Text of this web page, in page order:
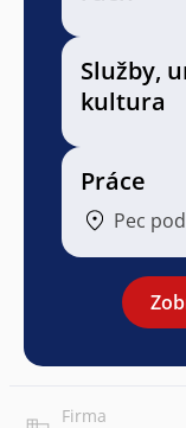
Služby,
kultura
Práce
Pec
Firma